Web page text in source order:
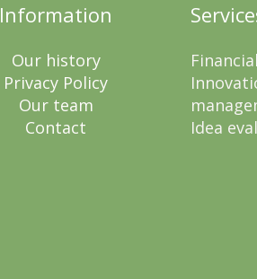
Information
Our history
Privacy Policy
Our team
Contact
Idea